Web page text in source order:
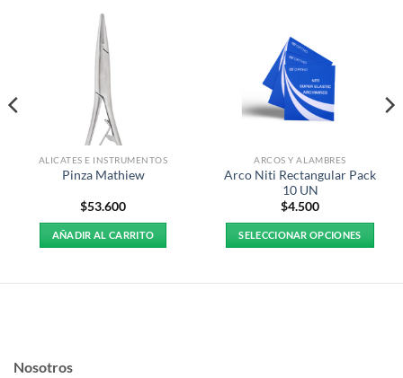
ALICATES E INSTRUMENTOS
Pinza Mathiew
$53.600
AÑADIR AL CARRITO
ARCOS Y ALAMBRES
Arco Niti Rectangular Pack
10 UN
$4.500
SELECCIONAR OPCIONES
Nosotros